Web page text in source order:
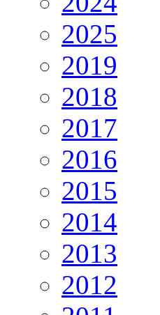
2025
2019
2018
2017
2016
2015
2014
2013
2012